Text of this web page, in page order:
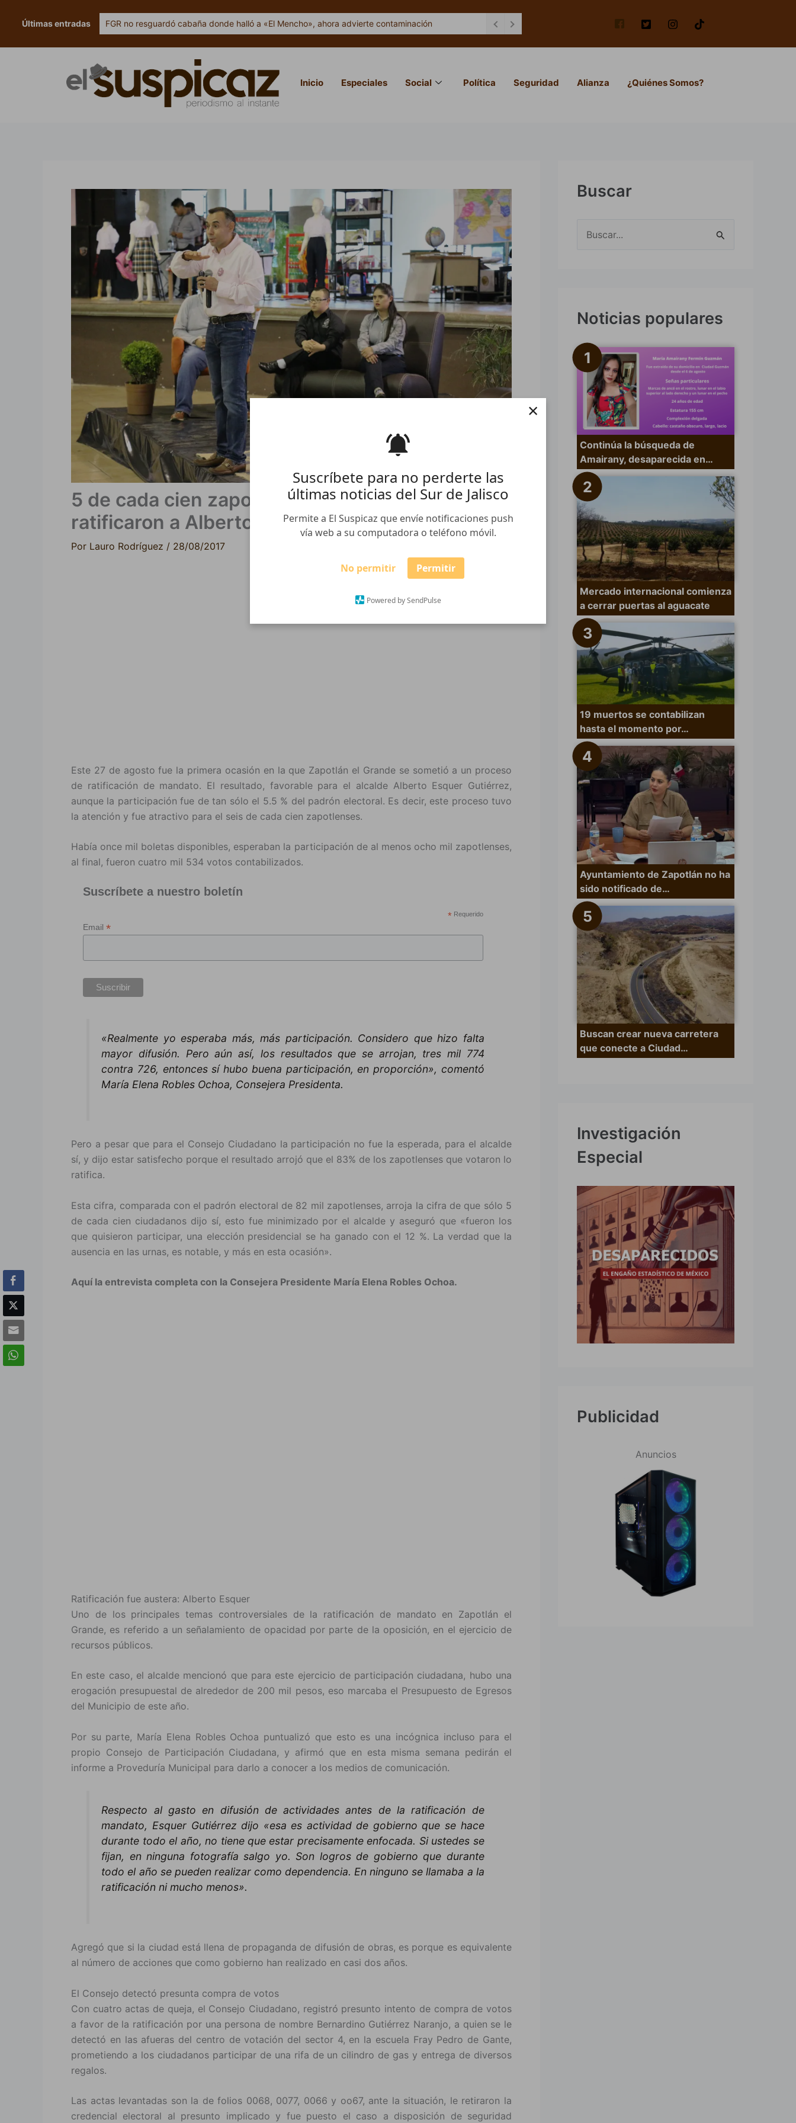
Suscríbete para no perderte las
últimas noticias del Sur de Jalisco
Permite a El Suspicaz que envíe notificaciones push
vía web a su computadora o teléfono móvil.
No permitir Permitir
Powered by SendPulse
×
Últimas entradas FGR no resguardó cabaña donde halló a «El Mencho», ahora advierte contaminación
Inicio Especiales Social Política Seguridad Alianza ¿Quiénes Somos?
5 de cada cien zapotlenses en padrón electoral
ratificaron a Alberto Esquer
Por Lauro Rodríguez / 28/08/2017
Este 27 de agosto fue la primera ocasión en la que Zapotlán el Grande se sometió a un proceso
de ratificación de mandato. El resultado, favorable para el alcalde Alberto Esquer Gutiérrez,
aunque la participación fue de tan sólo el 5.5 % del padrón electoral. Es decir, este proceso tuvo
la atención y fue atractivo para el seis de cada cien zapotlenses.
Había once mil boletas disponibles, esperaban la participación de al menos ocho mil zapotlenses,
al final, fueron cuatro mil 534 votos contabilizados.
Suscríbete a nuestro boletín
* Requerido
Email *
«Realmente yo esperaba más, más participación. Considero que hizo falta
mayor difusión. Pero aún así, los resultados que se arrojan, tres mil 774
contra 726, entonces sí hubo buena participación, en proporción», comentó
María Elena Robles Ochoa, Consejera Presidenta.
Pero a pesar que para el Consejo Ciudadano la participación no fue la esperada, para el alcalde
sí, y dijo estar satisfecho porque el resultado arrojó que el 83% de los zapotlenses que votaron lo
ratifica.
Esta cifra, comparada con el padrón electoral de 82 mil zapotlenses, arroja la cifra de que sólo 5
de cada cien ciudadanos dijo sí, esto fue minimizado por el alcalde y aseguró que «fueron los
que quisieron participar, una elección presidencial se ha ganado con el 12 %. La verdad que la
ausencia en las urnas, es notable, y más en esta ocasión».
Aquí la entrevista completa con la Consejera Presidente María Elena Robles Ochoa.
Ratificación fue austera: Alberto Esquer
Uno de los principales temas controversiales de la ratificación de mandato en Zapotlán el
Grande, es referido a un señalamiento de opacidad por parte de la oposición, en el ejercicio de
recursos públicos.
En este caso, el alcalde mencionó que para este ejercicio de participación ciudadana, hubo una
erogación presupuestal de alrededor de 200 mil pesos, eso marcaba el Presupuesto de Egresos
del Municipio de este año.
Por su parte, María Elena Robles Ochoa puntualizó que esto es una incógnica incluso para el
propio Consejo de Participación Ciudadana, y afirmó que en esta misma semana pedirán el
informe a Proveduría Municipal para darlo a conocer a los medios de comunicación.
Respecto al gasto en difusión de actividades antes de la ratificación de
mandato, Esquer Gutiérrez dijo «esa es actividad de gobierno que se hace
durante todo el año, no tiene que estar precisamente enfocada. Si ustedes se
fijan, en ninguna fotografía salgo yo. Son logros de gobierno que durante
todo el año se pueden realizar como dependencia. En ninguno se llamaba a la
ratificación ni mucho menos».
Agregó que si la ciudad está llena de propaganda de difusión de obras, es porque es equivalente
al número de acciones que como gobierno han realizado en casi dos años.
El Consejo detectó presunta compra de votos
Con cuatro actas de queja, el Consejo Ciudadano, registró presunto intento de compra de votos
a favor de la ratificación por una persona de nombre Bernardino Gutiérrez Naranjo, a quien se le
detectó en las afueras del centro de votación del sector 4, en la escuela Fray Pedro de Gante,
prometiendo a los ciudadanos participar de una rifa de un cilindro de gas y entrega de diversos
regalos.
Las actas levantadas son la de folios 0068, 0077, 0066 y oo67, ante la situación, le retiraron la
credencial electoral al presunto implicado y fue puesto el caso a disposición de seguridad
Buscar
a
p
o
Noticias populares
Continúa la búsqueda de
Amairany, desaparecida en…
Mercado internacional comienza
a cerrar puertas al aguacate
19 muertos se contabilizan
hasta el momento por…
Ayuntamiento de Zapotlán no ha
sido notificado de…
Buscan crear nueva carretera
que conecte a Ciudad…
Investigación
Especial
Publicidad
Anuncios